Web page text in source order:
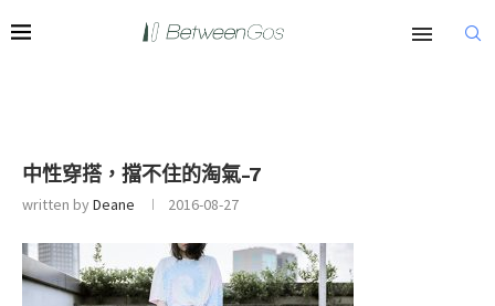
中性穿搭，擋不住的淘氣-7
written byDeane 2016-08-27